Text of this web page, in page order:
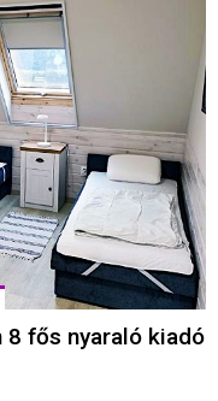
fős nyaraló kiadó